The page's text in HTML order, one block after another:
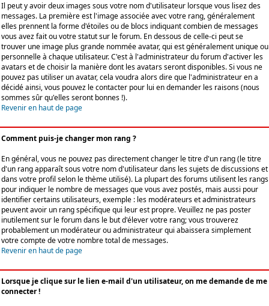
Il peut y avoir deux images sous votre nom d'utilisateur lorsque vous lisez des
messages. La première est l'image associée avec votre rang, généralement
elles prennent la forme d'étoiles ou de blocs indiquant combien de messages
vous avez fait ou votre statut sur le forum. En dessous de celle-ci peut se
trouver une image plus grande nommée avatar, qui est généralement unique ou
personnelle à chaque utilisateur. C'est à l'administrateur du forum d'activer les
avatars et de choisir la manière dont les avatars seront disponibles. Si vous ne
pouvez pas utiliser un avatar, cela voudra alors dire que l'administrateur en a
décidé ainsi, vous pouvez le contacter pour lui en demander les raisons (nous
sommes sûr qu'elles seront bonnes !).
Revenir en haut de page
Comment puis-je changer mon rang ?
En général, vous ne pouvez pas directement changer le titre d'un rang (le titre
d'un rang apparaît sous votre nom d'utilisateur dans les sujets de discussions et
dans votre profil selon le thème utilisé). La plupart des forums utilisent les rangs
pour indiquer le nombre de messages que vous avez postés, mais aussi pour
identifier certains utilisateurs, exemple : les modérateurs et administrateurs
peuvent avoir un rang spécifique qui leur est propre. Veuillez ne pas poster
inutilement sur le forum dans le but d'élever votre rang; vous trouverez
probablement un modérateur ou administrateur qui abaissera simplement
votre compte de votre nombre total de messages.
Revenir en haut de page
Lorsque je clique sur le lien e-mail d'un utilisateur, on me demande de me
connecter !